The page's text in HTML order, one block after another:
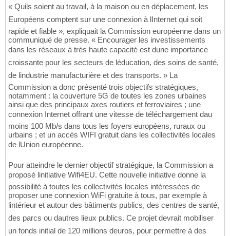
« Quils soient au travail, à la maison ou en déplacement, les
Européens comptent sur une connexion à lInternet qui soit
rapide et fiable », expliquait la Commission européenne dans un
communiqué de presse. « Encourager les investissements
dans les réseaux à très haute capacité est dune importance
croissante pour les secteurs de léducation, des soins de santé,
de lindustrie manufacturière et des transports. » La
Commission a donc présenté trois objectifs stratégiques,
notamment : la couverture 5G de toutes les zones urbaines
ainsi que des principaux axes routiers et ferroviaires ; une
connexion Internet offrant une vitesse de téléchargement dau
moins 100 Mb/s dans tous les foyers européens, ruraux ou
urbains ; et un accès WIFI gratuit dans les collectivités locales
de lUnion européenne.
Pour atteindre le dernier objectif stratégique, la Commission a
proposé linitiative Wifi4EU. Cette nouvelle initiative donne la
possibilité à toutes les collectivités locales intéressées de
proposer une connexion WiFi gratuite à tous, par exemple à
lintérieur et autour des bâtiments publics, des centres de santé,
des parcs ou dautres lieux publics. Ce projet devrait mobiliser
un fonds initial de 120 millions deuros, pour permettre à des